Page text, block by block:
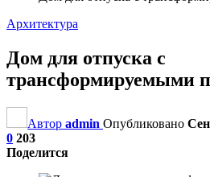
Архитектура
Дом для отпуска с
трансформируемыми
Автор admin Опубликовано
0 203
Поделится